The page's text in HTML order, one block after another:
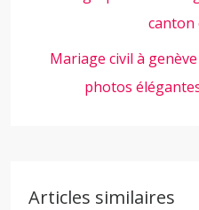
canton
Mariage civil à
photos
Articles similaires